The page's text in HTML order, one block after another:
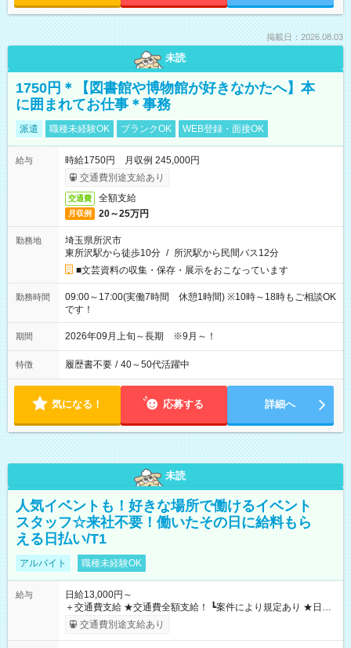
掲載日：2026.08.03
未読
1750円＊【図書館や博物館が好きなかたへ】本
に囲まれてお仕事＊事務
派遣 職種未経験OK ブランクOK WEB登録・面接OK
給与
時給1750円 月収例 245,000円
交通費別途支給あり
交通費 全額支給
月収例 20～25万円
勤務地
埼玉県所沢市
東所沢駅から徒歩10分 / 所沢駅から民間バス12分
■文芸資料の収集・保存・展示をおこなっています
勤務時間
09:00～17:00(実働7時間 休憩1時間) ※10時～18時もご相談OK
です！
期間 2026年09月上旬～長期 ※9月～！
特徴 履歴書不要 / 40～50代活躍中
気になる！ 応募する 詳細へ
未読
人気イベントも！好きな場所で働けるイベント
スタッフ☆来社不要！働いたその日に給料もら
える日払い/T1
アルバイト 職種未経験OK
給与
日給13,000円～
＋交通費支給 ★交通費全額支給！ ┗案件により規定あり ★日払
いOK！（規定あり） ┗働いたその日に現金GET♪ お仕事後はコ
ンビニATMから 日払い分を引き落とせます！ 【試用期間】試
交通費別途支給あり